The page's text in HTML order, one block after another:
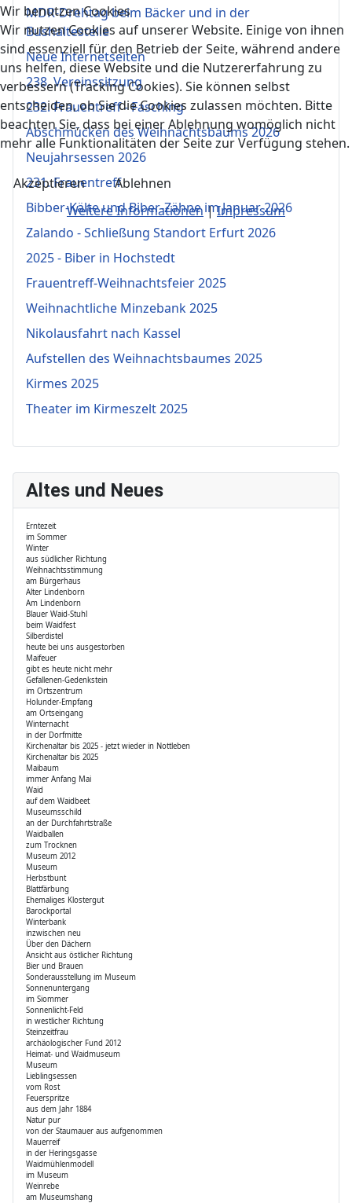
Altes und Neues
Erntezeit
im Sommer
Winter
aus südlicher Richtung
Weihnachtsstimmung
am Bürgerhaus
Alter Lindenborn
Am Lindenborn
Blauer Waid-Stuhl
beim Waidfest
Silberdistel
heute bei uns ausgestorben
Maifeuer
gibt es heute nicht mehr
Gefallenen-Gedenkstein
im Ortszentrum
Holunder-Empfang
am Ortseingang
Winternacht
in der Dorfmitte
Kirchenaltar bis 2025 - jetzt wieder in Nottleben
Kirchenaltar bis 2025
Maibaum
immer Anfang Mai
Waid
auf dem Waidbeet
Museumsschild
an der Durchfahrtstraße
Waidballen
zum Trocknen
Museum 2012
Museum
Herbstbunt
Blattfärbung
Ehemaliges Klostergut
Barockportal
Winterbank
inzwischen neu
Über den Dächern
Ansicht aus östlicher Richtung
Bier und Brauen
Sonderausstellung im Museum
Sonnenuntergang
im Siommer
Sonnenlicht-Feld
in westlicher Richtung
Steinzeitfrau
archäologischer Fund 2012
Heimat- und Waidmuseum
Museum
Lieblingsessen
vom Rost
Feuerspritze
aus dem Jahr 1884
Natur pur
von der Staumauer aus aufgenommen
Mauerreif
in der Heringsgasse
Waidmühlenmodell
im Museum
Weinrebe
am Museumshang
MDR-Drehtag beim Bäcker und in der
Bushaltestelle
Neue Internetseiten
238. Vereinssitzung
232. Frauentreff - Fasching
Abschmücken des Weihnachtsbaums 2026
Neujahrsessen 2026
231. Frauentreff
Bibber-Kälte und Biber-Zähne im Januar 2026
Zalando - Schließung Standort Erfurt 2026
2025 - Biber in Hochstedt
Frauentreff-Weihnachtsfeier 2025
Weihnachtliche Minzebank 2025
Nikolausfahrt nach Kassel
Aufstellen des Weihnachtsbaumes 2025
Kirmes 2025
Theater im Kirmeszelt 2025
Wir benutzen Cookies
Wir nutzen Cookies auf unserer Website. Einige von ihnen
sind essenziell für den Betrieb der Seite, während andere
uns helfen, diese Website und die Nutzererfahrung zu
verbessern (Tracking Cookies). Sie können selbst
entscheiden, ob Sie die Cookies zulassen möchten. Bitte
beachten Sie, dass bei einer Ablehnung womöglich nicht
mehr alle Funktionalitäten der Seite zur Verfügung stehen.
Akzeptieren
Ablehnen
Weitere Informationen|Impressum